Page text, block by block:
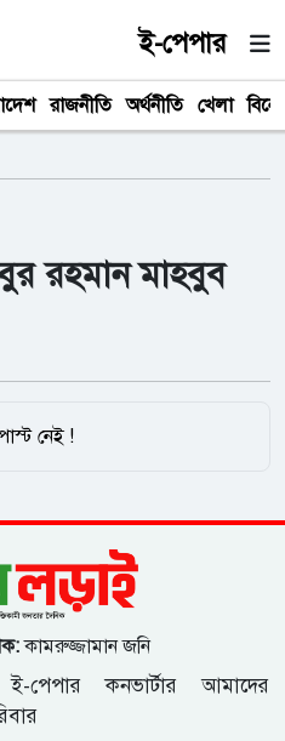
ই-পেপার
রাজনীতি অর্থনীতি খেলা
রহমান মাহবুব
নেই !
কামরুজ্জামান জনি
ই-পেপার কনভার্টার
আমাদের